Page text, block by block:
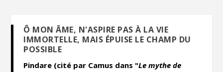
Ô MON ÂME, N'ASPIRE PAS À LA VIE
IMMORTELLE, MAIS ÉPUISE LE CHAMP DU
POSSIBLE
Pindare (cité par Camus dans "Le mythe de